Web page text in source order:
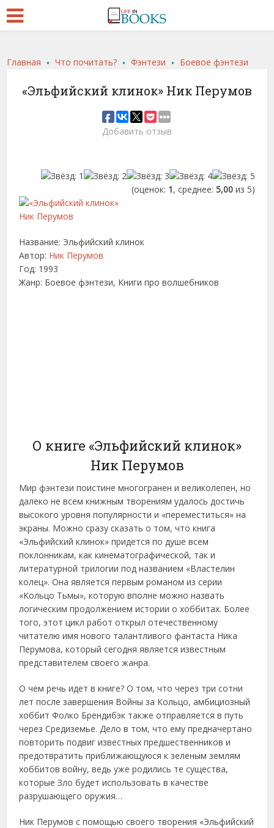
Главная .Что почитать? .Фэнтези . Боевое фэнтези
«Эльфийский клинок» Ник Перумов
Добавить отзыв
(оценок: 1, среднее: 5,00из 5)
Название: Эльфийский клинок
Автор: Ник Перумов
Год: 1993
Жанр: Боевое фэнтези, Книги про волшебников
О книге «Эльфийский клинок»
Ник Перумов
Мир фэнтези поистине многогранен и великолепен, но
далеко не всем книжным творениям удалось достичь
высокого уровня популярности и «переместиться» на
экраны. Можно сразу сказать о том, что книга
«Эльфийский клинок» придется по душе всем
поклонникам, как кинематографической, так и
литературной трилогии под названием «Властелин
колец». Она является первым романом из серии
«Кольцо Тьмы», которую вполне можно назвать
логическим продолжением истории о хоббитах. Более
того, этот цикл работ открыл отечественному
читателю имя нового талантливого фантаста Ника
Перумова, который сегодня является известным
представителем своего жанра.
О чем речь идет в книге? О том, что через три сотни
лет после завершения Войны за Кольцо, амбициозный
хоббит Фолко Брендибэк также отправляется в путь
через Средиземье. Дело в том, что ему предначертано
повторить подвиг известных предшественников и
предотвратить приближающуюся к зеленым землям
хоббитов войну, ведь уже родились те существа,
которые Зло будет использовать в качестве
разрушающего оружия…
Ник Перумов с помощью своего творения «Эльфийский